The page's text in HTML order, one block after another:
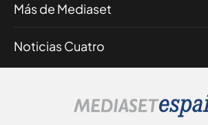
Más de Mediaset
Noticias Cuatro